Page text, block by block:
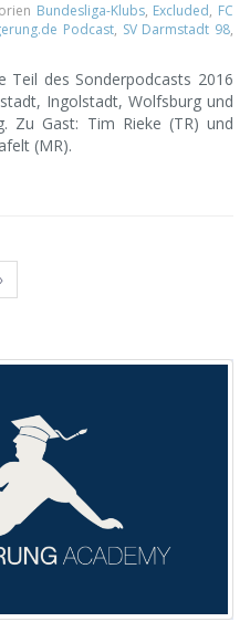
Bundesliga-Klubs, Excluded, FC
Podcast, SV Darmstadt 98,
Teil des Sonderpodcasts 2016
Ingolstadt, Wolfsburg und
Zu Gast: Tim Rieke (TR) und
(MR).